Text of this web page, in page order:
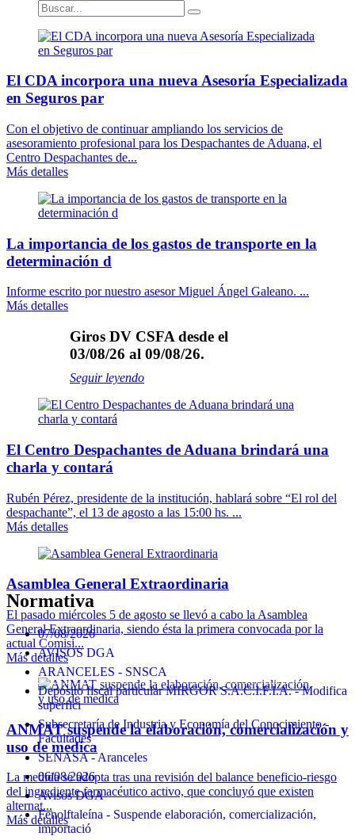
El CDA incorpora una nueva Asesoría Especializada
en Seguros par
Con el objetivo de continuar ampliando los servicios de
asesoramiento profesional para los Despachantes de Aduana, el
Centro Despachantes de...
Más detalles
La importancia de los gastos de transporte en la
determinación d
Informe escrito por nuestro asesor Miguel Ángel Galeano. ...
Más detalles
Giros DV CSFA desde el
03/08/26 al 09/08/26.
Seguir leyendo
El Centro Despachantes de Aduana brindará una
charla y contará
Rubén Pérez, presidente de la institución, hablará sobre “El rol del
despachante”, el 13 de agosto a las 15:00 hs. ...
Más detalles
Asamblea General Extraordinaria
El pasado miércoles 5 de agosto se llevó a cabo la Asamblea
General Extraordinaria, siendo ésta la primera convocada por la
actual Comisi...
Más detalles
ANMAT suspende la elaboración, comercialización y
uso de medica
La medida se adopta tras una revisión del balance beneficio-riesgo
del ingrediente farmacéutico activo, que concluyó que existen
alternat...
Más detalles
Normativa
07/08/2026
AVISOS DGA
ARANCELES - SNSCA
Depósito fiscal particular MIRGOR S.A.C.I.F.I.A. - Modifica
superfici
Subsecretaría de Industria y Economía del Conocimiento -
Facultades
SENASA - Aranceles
06/08/2026
Avisos DGA
Fenolftaleína - Suspende elaboración, comercialización,
importació